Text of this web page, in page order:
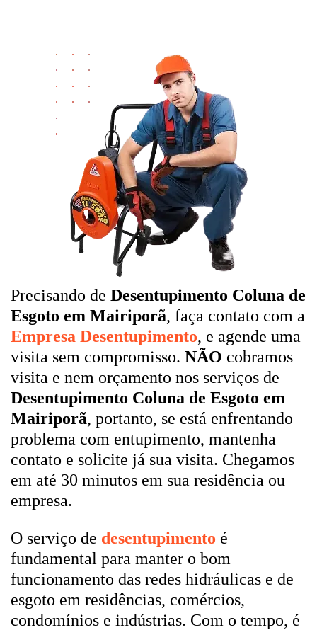
Precisando de Desentupimento Coluna de
Esgoto em Mairiporã, faça contato com a
Empresa Desentupimento, e agende uma
visita sem compromisso. NÃO cobramos
visita e nem orçamento nos serviços de
Desentupimento Coluna de Esgoto em
Mairiporã, portanto, se está enfrentando
problema com entupimento, mantenha
contato e solicite já sua visita. Chegamos
em até 30 minutos em sua residência ou
empresa.
O serviço de desentupimento é
fundamental para manter o bom
funcionamento das redes hidráulicas e de
esgoto em residências, comércios,
condomínios e indústrias. Com o tempo, é